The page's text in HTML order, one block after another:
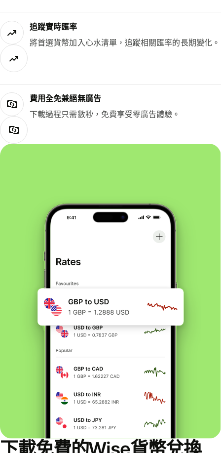
追蹤實時匯率
將首選貨幣加入心水清單，追蹤相關匯率的長期變化。
費用全免兼絕無廣告
下載過程只需數秒，免費享受零廣告體驗。